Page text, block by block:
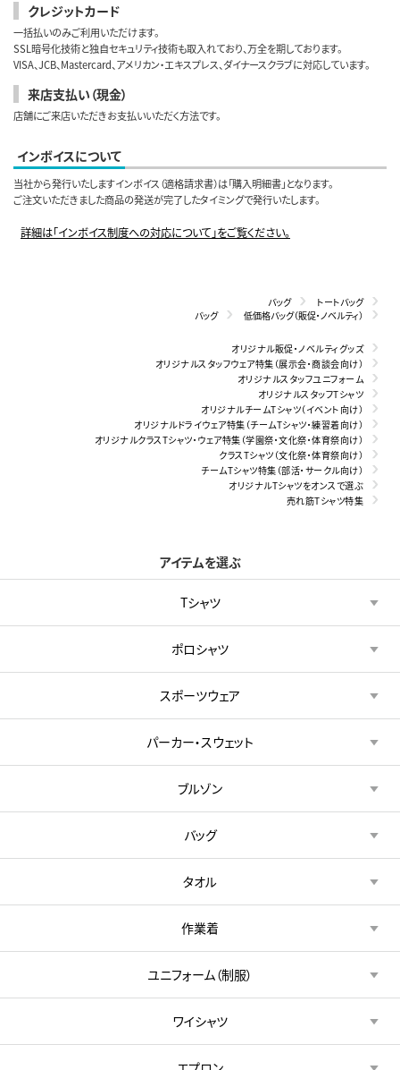
クレジットカード
一括払いのみご利用いただけます。
SSL暗号化技術と独自セキュリティ技術も取入れており、万全を期しております。
VISA、JCB、Mastercard、アメリカン・エキスプレス、ダイナースクラブに対応しています。
来店支払い（現金）
店舗にご来店いただきお支払いいただく方法です。
インボイスについて
当社から発行いたしますインボイス（適格請求書）は「購入明細書」となります。
ご注文いただきました商品の発送が完了したタイミングで発行いたします。
詳細は「インボイス制度への対応について」をご覧ください。
バッグ
トートバッグ
バッグ
低価格バッグ（販促・ノベルティ）
オリジナル販促・ノベルティグッズ
オリジナルスタッフウェア特集（展示会・商談会向け）
オリジナルスタッフユニフォーム
オリジナルスタッフTシャツ
オリジナルチームTシャツ（イベント向け）
オリジナルドライウェア特集（チームTシャツ・練習着向け）
オリジナルクラスTシャツ・ウェア特集（学園祭・文化祭・体育祭向け）
クラスTシャツ（文化祭・体育祭向け）
チームTシャツ特集（部活・サークル向け）
オリジナルTシャツをオンスで選ぶ
売れ筋Tシャツ特集
アイテムを選ぶ
Tシャツ
ポロシャツ
スポーツウェア
パーカー・スウェット
ブルゾン
バッグ
タオル
作業着
ユニフォーム（制服）
ワイシャツ